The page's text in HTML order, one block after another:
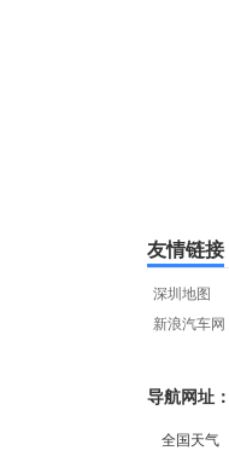
友情链接
深圳地图
新浪汽车网
导航网址：
全国天气